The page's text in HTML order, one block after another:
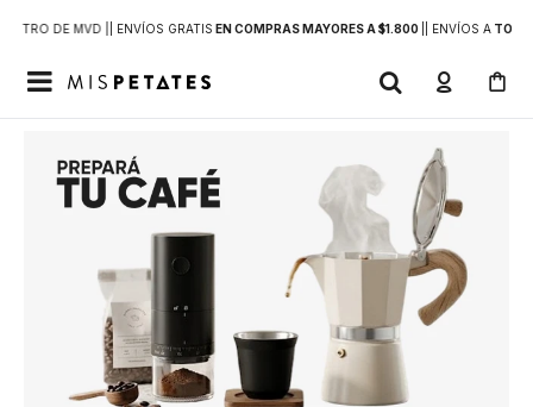
DE MVD | | ENVÍOS GRATIS EN COMPRAS MAYORES A $1.800 | ENVÍOS ATODO
